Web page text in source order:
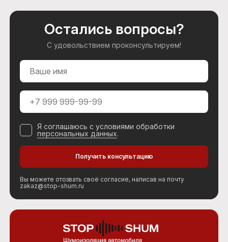
Остались вопросы?
С удовольствием проконсультируем!
Я соглашаюсь с условиями обработки
персональных данных.
Вы можете отозвать своё согласие, написав на почту
zakaz@stop-shum.ru